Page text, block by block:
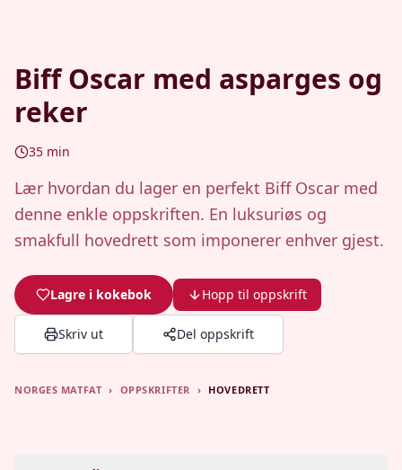
Biff Oscar med asparges og
reker
35 min
Lær hvordan du lager en perfekt Biff Oscar med
denne enkle oppskriften. En luksuriøs og
smakfull hovedrett som imponerer enhver gjest.
Lagre i kokebok Hopp til oppskrift
Skriv ut Del oppskrift
NORGES MATFAT › OPPSKRIFTER › HOVEDRETT